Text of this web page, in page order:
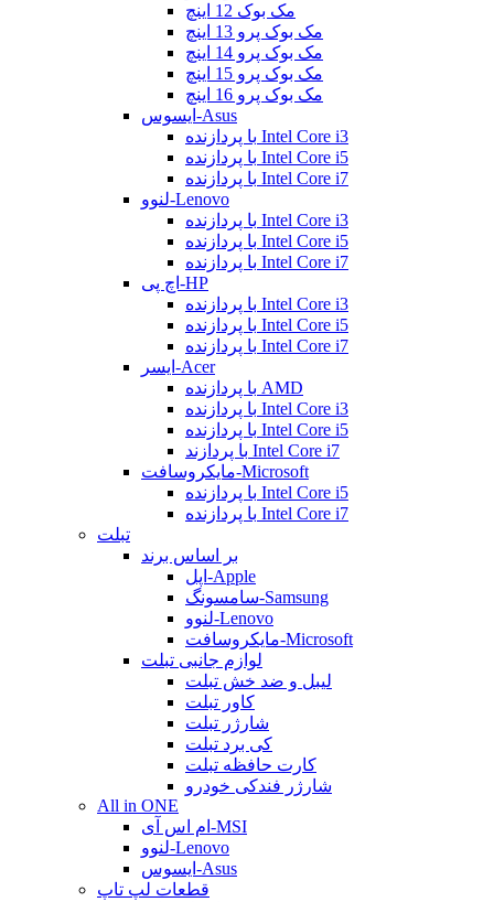
مک بوک 12 اینچ
مک بوک پرو 13 اینچ
مک بوک پرو 14 اینچ
مک بوک پرو 15 اینچ
مک بوک پرو 16 اینچ
ایسوس-Asus
با پردازنده Intel Core i3
با پردازنده Intel Core i5
با پردازنده Intel Core i7
لنوو-Lenovo
با پردازنده Intel Core i3
با پردازنده Intel Core i5
با پردازنده Intel Core i7
اچ پی-HP
با پردازنده Intel Core i3
با پردازنده Intel Core i5
با پردازنده Intel Core i7
ایسر-Acer
با پردازنده AMD
با پردازنده Intel Core i3
با پردازنده Intel Core i5
با پردازند Intel Core i7
مایکروسافت-Microsoft
با پردازنده Intel Core i5
با پردازنده Intel Core i7
تبلت
بر اساس برند
اپل-Apple
سامسونگ-Samsung
لنوو-Lenovo
مایکروسافت-Microsoft
لوازم جانبی تبلت
لیبل و ضد خش تبلت
کاور تبلت
شارژر تبلت
کی برد تبلت
کارت حافظه تبلت
شارژر فندکی خودرو
All in ONE
ام اس آی-MSI
لنوو-Lenovo
ایسوس-Asus
قطعات لپ تاپ